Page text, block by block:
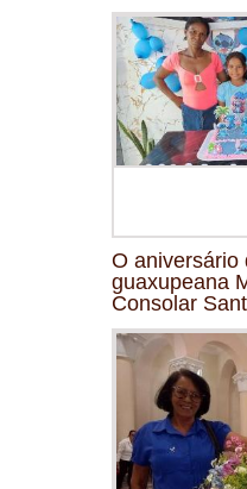
O aniversário
guaxupeana
Consolar